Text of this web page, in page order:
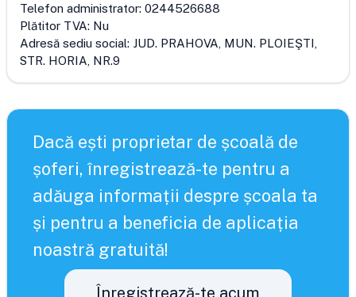
Telefon administrator: 0244526688
Plătitor TVA: Nu
Adresă sediu social: JUD. PRAHOVA, MUN. PLOIEŞTI,
STR. HORIA, NR.9
Dacă ești proprietar de școală de
șoferi, înregistrează-te pentru a
adăuga informații despre școala ta
și pentru a beneficia de aplicația
noastră gratuită!
Înregistrează-te acum